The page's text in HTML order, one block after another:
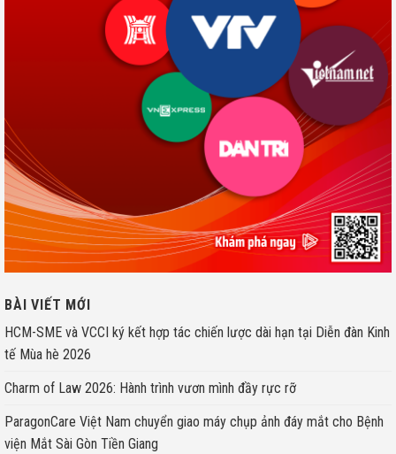
BÀI VIẾT MỚI
HCM-SME và VCCI ký kết hợp tác chiến lược dài hạn tại Diễn đàn Kinh
tế Mùa hè 2026
Charm of Law 2026: Hành trình vươn mình đầy rực rỡ
ParagonCare Việt Nam chuyển giao máy chụp ảnh đáy mắt cho Bệnh
viện Mắt Sài Gòn Tiền Giang